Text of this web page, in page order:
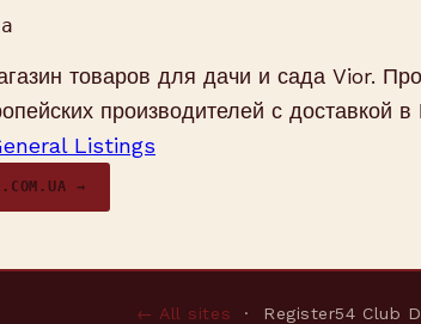
товаров для дачи и сада Vior.
производителей с доставкой
Listings
→
← All sites · Register54 Club